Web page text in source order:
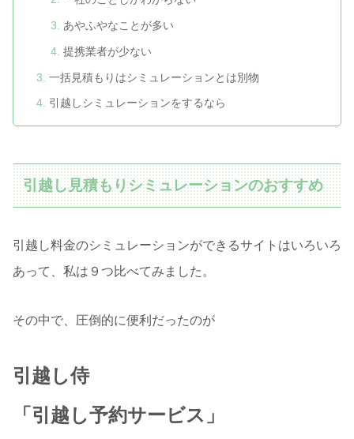
あやふやなことが多い
提携業者が少ない
一括見積もりはシミュレーションとは別物
引越しシミュレーションをするなら
引越し見積もりシミュレーションのおすすめ
引越し料金のシミュレーションができるサイトはいろいろ
あって、私は９つ比べてみました。
その中で、圧倒的に便利だったのが
引越し侍
「引越し予約サービス」